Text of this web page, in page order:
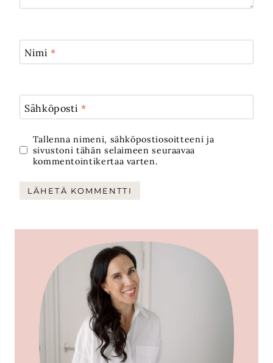
Nimi*
Sähköposti*
Tallenna nimeni, sähköpostiosoitteeni ja
sivustoni tähän selaimeen seuraavaa
kommentointikertaa varten.